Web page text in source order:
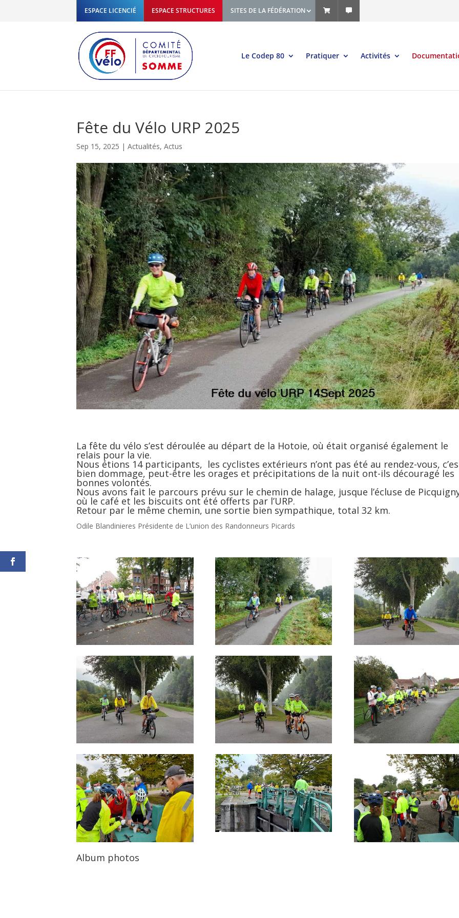
ESPACE LICENCIÉ ESPACE STRUCTURES SITES DE LA FÉDÉRATION
Le Codep 80 Pratiquer Activités
Fête du Vélo URP 2025
Sep 15, 2025 |Actualités,Actus
La fête du vélo s’est déroulée au départ de la Hotoie, où était organisé également le
relais pour la vie.
Nous étions 14 participants, les cyclistes extérieurs n’ont pas été au rendez-vous,
bien dommage, peut-être les orages et précipitations de la nuit ont-ils découragé les
bonnes volontés.
Nous avons fait le parcours prévu sur le chemin de halage, jusque l’écluse de
où le café et les biscuits ont été offerts par l’URP.
Retour par le même chemin, une sortie bien sympathique, total 32 km.
Odile Blandinieres Présidente de L’union des Randonneurs Picards
Album photos